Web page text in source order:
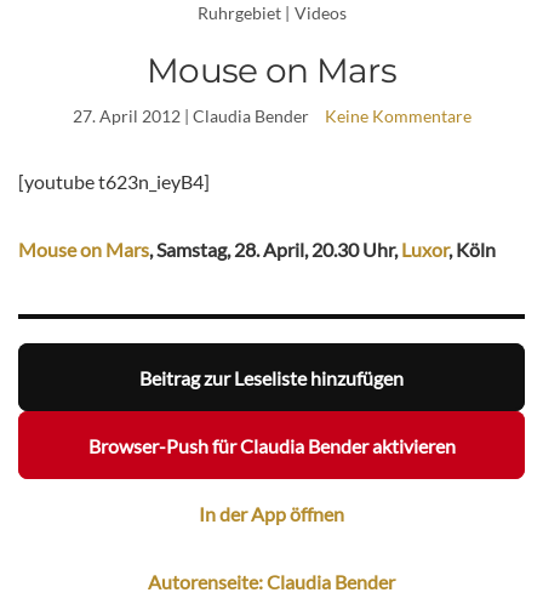
Ruhrgebiet | Videos
Mouse on Mars
27. April 2012| Claudia Bender Keine Kommentare
[youtube t623n_ieyB4]
Mouse on Mars, Samstag, 28. April, 20.30 Uhr,Luxor, Köln
Beitrag zur Leseliste hinzufügen
Browser-Push für Claudia Bender aktivieren
In der App öffnen
Autorenseite: Claudia Bender